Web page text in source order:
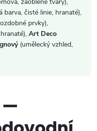
zaoblené tvary),
barva, čisté linie, hranaté),
prvky),
Art Deco
(umělecký vzhled,
—